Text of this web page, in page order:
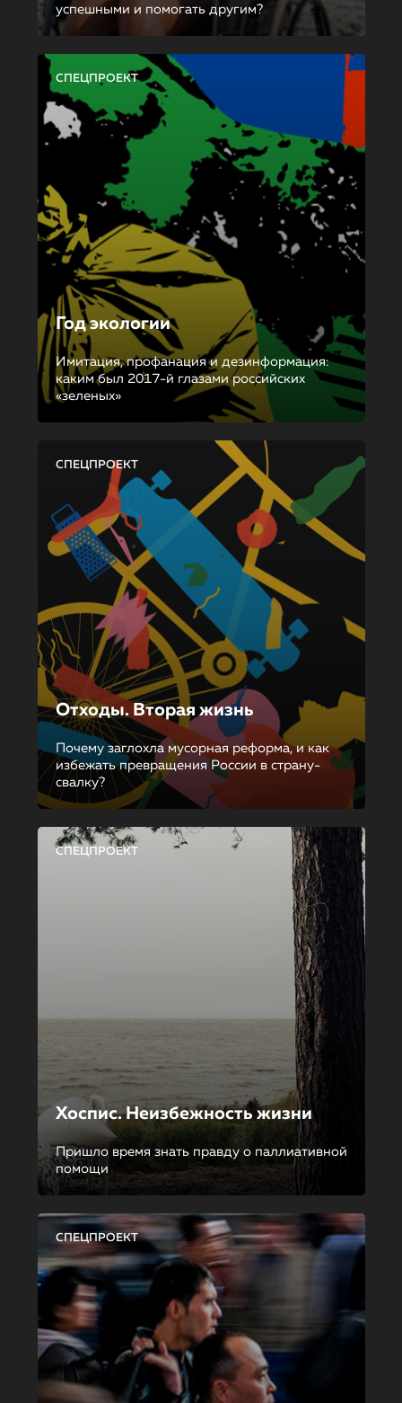
успешными и помогать другим?
СПЕЦПРОЕКТ
Год экологии
Имитация, профанация и дезинформация:
каким был 2017-й глазами российских
«зеленых»
СПЕЦПРОЕКТ
Отходы. Вторая жизнь
Почему заглохла мусорная реформа, и как
избежать превращения России в страну-
свалку?
СПЕЦПРОЕКТ
Хоспис. Неизбежность жизни
Пришло время знать правду о паллиативной
помощи
СПЕЦПРОЕКТ